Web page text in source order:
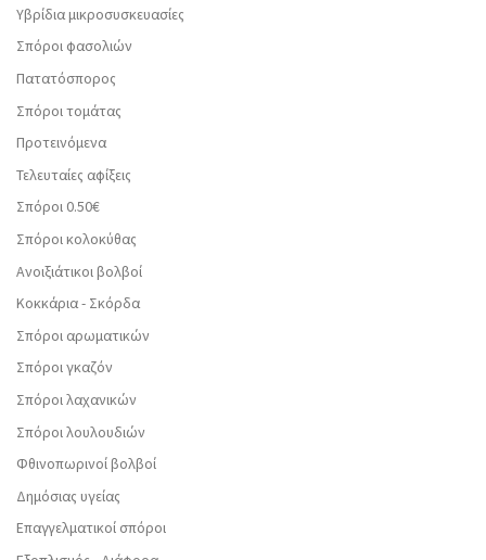
Υβρίδια μικροσυσκευασίες
Σπόροι φασολιών
Πατατόσπορος
Σπόροι τομάτας
Προτεινόμενα
Τελευταίες αφίξεις
Σπόροι 0.50€
Σπόροι κολοκύθας
Ανοιξιάτικοι βολβοί
Κοκκάρια - Σκόρδα
Σπόροι αρωματικών
Σπόροι γκαζόν
Σπόροι λαχανικών
Σπόροι λουλουδιών
Φθινοπωρινοί βολβοί
Δημόσιας υγείας
Επαγγελματικοί σπόροι